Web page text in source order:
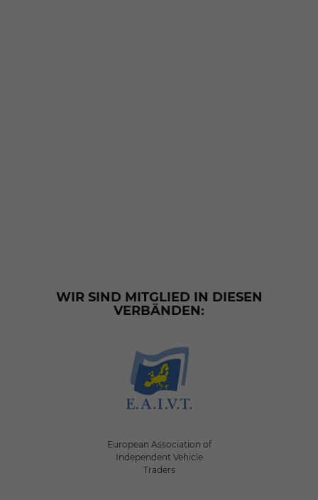
WIR SIND MITGLIED IN DIESEN
VERBÄNDEN:
European Association of
Independent Vehicle
Traders